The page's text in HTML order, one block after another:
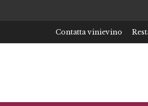
Contatta vinievino